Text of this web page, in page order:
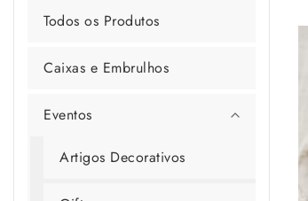
Todos os Produtos
Caixas e Embrulhos
Eventos
Artigos Decorativos